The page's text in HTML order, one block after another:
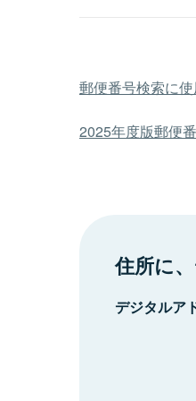
郵便番号検索に
2025年度版郵便
住所に
デジタルア